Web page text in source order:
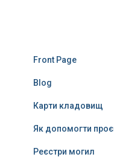
Front Page
Blog
Карти кладовищ
Як допомогти
Реєстри могил